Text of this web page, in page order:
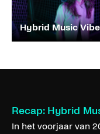
Hybrid Music
Recap: Hybrid
In het voorjaar van